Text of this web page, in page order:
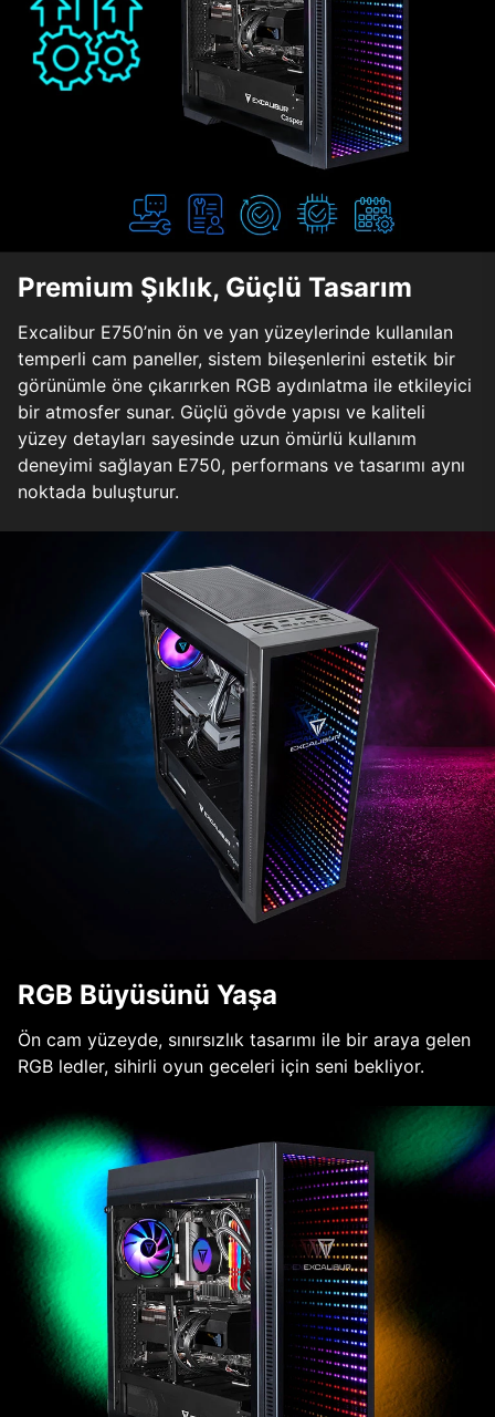
Premium Şıklık, Güçlü Tasarım
Excalibur E750’nin ön ve yan yüzeylerinde kullanılan
temperli cam paneller, sistem bileşenlerini estetik bir
görünümle öne çıkarırken RGB aydınlatma ile etkileyici
bir atmosfer sunar. Güçlü gövde yapısı ve kaliteli
yüzey detayları sayesinde uzun ömürlü kullanım
deneyimi sağlayan E750, performans ve tasarımı aynı
noktada buluşturur.
RGB Büyüsünü Yaşa
Ön cam yüzeyde, sınırsızlık tasarımı ile bir araya gelen
RGB ledler, sihirli oyun geceleri için seni bekliyor.